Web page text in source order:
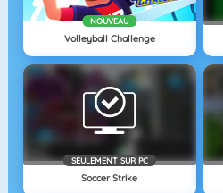
NOUVEAU
Volleyball Challenge
SEULEMENT SUR PC
Soccer Strike